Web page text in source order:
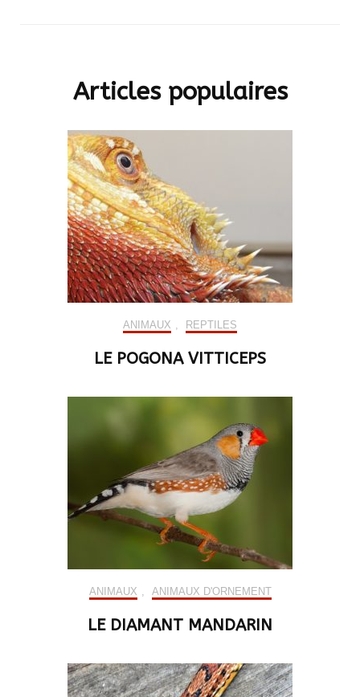
Articles populaires
ANIMAUX , REPTILES
LE POGONA VITTICEPS
ANIMAUX , ANIMAUX D'ORNEMENT
LE DIAMANT MANDARIN